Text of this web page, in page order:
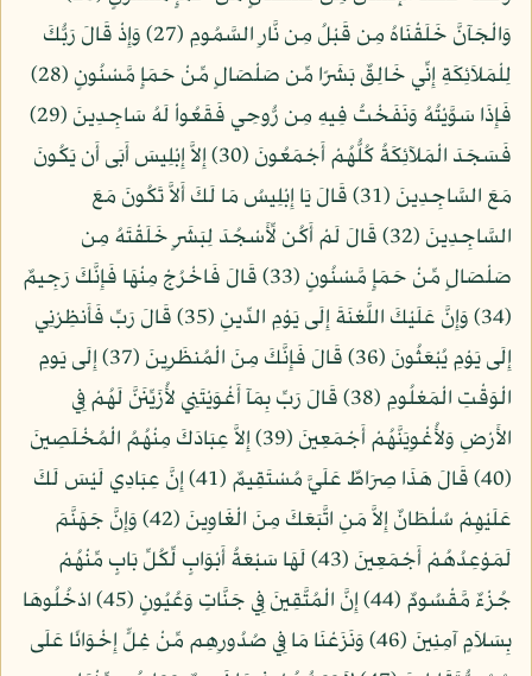
وَالْجَآنَّ خَلَقْنَاهُ مِن قَبْلُ مِن نَّارِ السَّمُومِ (27) وَإِذْ قَالَ رَبُّكَ
لِلْمَلاَئِكَةِ إِنِّي خَالِقٌ بَشَرًا مِّن صَلْصَالٍ مِّنْ حَمَإٍ مَّسْنُونٍ (28)
فَإِذَا سَوَّيْتُهُ وَنَفَخْتُ فِيهِ مِن رُّوحِي فَقَعُواْ لَهُ سَاجِدِينَ (29)
فَسَجَدَ الْمَلآئِكَةُ كُلُّهُمْ أَجْمَعُونَ (30) إِلاَّ إِبْلِيسَ أَبَى أَن يَكُونَ
مَعَ السَّاجِدِينَ (31) قَالَ يَا إِبْلِيسُ مَا لَكَ أَلاَّ تَكُونَ مَعَ
السَّاجِدِينَ (32) قَالَ لَمْ أَكُن لِّأَسْجُدَ لِبَشَرٍ خَلَقْتَهُ مِن
صَلْصَالٍ مِّنْ حَمَإٍ مَّسْنُونٍ (33) قَالَ فَاخْرُجْ مِنْهَا فَإِنَّكَ رَجِيمٌ
(34) وَإِنَّ عَلَيْكَ اللَّعْنَةَ إِلَى يَوْمِ الدِّينِ (35) قَالَ رَبِّ فَأَنظِرْنِي
إِلَى يَوْمِ يُبْعَثُونَ (36) قَالَ فَإِنَّكَ مِنَ الْمُنظَرِينَ (37) إِلَى يَومِ
الْوَقْتِ الْمَعْلُومِ (38) قَالَ رَبِّ بِمَآ أَغْوَيْتَنِي لأُزَيِّنَنَّ لَهُمْ فِي
الأَرْضِ وَلأُغْوِيَنَّهُمْ أَجْمَعِينَ (39) إِلاَّ عِبَادَكَ مِنْهُمُ الْمُخْلَصِينَ
(40) قَالَ هَذَا صِرَاطٌ عَلَيَّ مُسْتَقِيمٌ (41) إِنَّ عِبَادِي لَيْسَ لَكَ
عَلَيْهِمْ سُلْطَانٌ إِلاَّ مَنِ اتَّبَعَكَ مِنَ الْغَاوِينَ (42) وَإِنَّ جَهَنَّمَ
لَمَوْعِدُهُمْ أَجْمَعِينَ (43) لَهَا سَبْعَةُ أَبْوَابٍ لِّكُلِّ بَابٍ مِّنْهُمْ
جُزْءٌ مَّقْسُومٌ (44) إِنَّ الْمُتَّقِينَ فِي جَنَّاتٍ وَعُيُونٍ (45) ادْخُلُوهَا
بِسَلاَمٍ آمِنِينَ (46) وَنَزَعْنَا مَا فِي صُدُورِهِم مِّنْ غِلٍّ إِخْوَانًا عَلَى